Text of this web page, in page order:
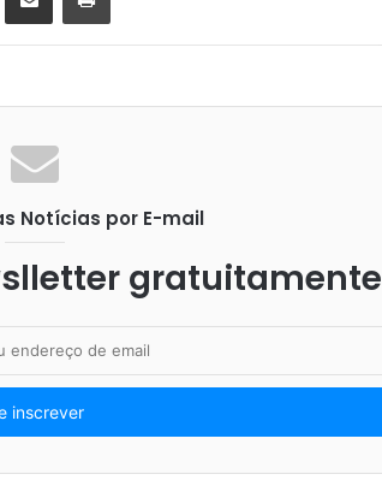
Notícias por E-mail
gratuitamente